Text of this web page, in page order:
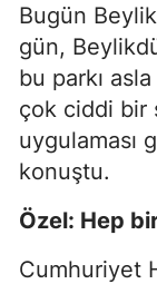
Bugün
gün,
bu parkı
çok ciddi bir
uygulaması
konuştu.
Özel: Hep
Cumhuriyet